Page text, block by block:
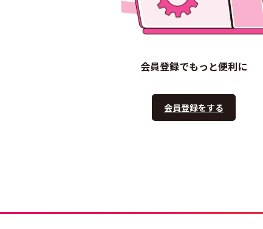
会員登録でもっと便利に
会員登録をする